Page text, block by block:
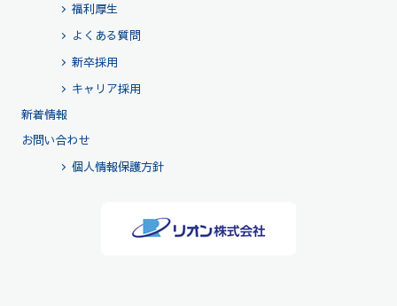
福利厚生
よくある質問
新卒採用
キャリア採用
新着情報
お問い合わせ
個人情報保護方針